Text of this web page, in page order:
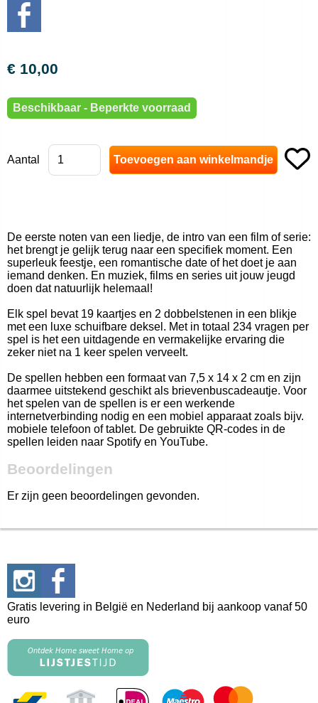
€ 10,00
Beschikbaar - Beperkte voorraad
Aantal
De eerste noten van een liedje, de intro van een film of serie:
het brengt je gelijk terug naar een specifiek moment. Een
superleuk feestje, een romantische date of het doet je aan
iemand denken. En muziek, films en series uit jouw jeugd
doen dat natuurlijk helemaal!
Elk spel bevat 19 kaartjes en 2 dobbelstenen in een blikje
met een luxe schuifbare deksel. Met in totaal 234 vragen per
spel is het een uitdagende en vermakelijke ervaring die
zeker niet na 1 keer spelen verveelt.
De spellen hebben een formaat van 7,5 x 14 x 2 cm en zijn
daarmee uitstekend geschikt als brievenbuscadeautje. Voor
het spelen van de spellen is er een werkende
internetverbinding nodig en een mobiel apparaat zoals bijv.
mobiele telefoon of tablet. De gebruikte QR-codes in de
spellen leiden naar Spotify en YouTube.
Beoordelingen
Er zijn geen beoordelingen gevonden.
Gratis levering in België en Nederland bij aankoop vanaf 50
euro